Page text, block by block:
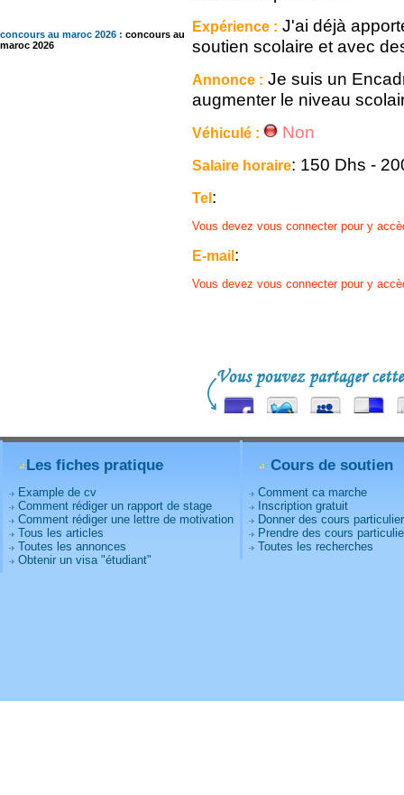
concours au maroc 2026 : concours au
maroc 2026
Expérience : J'ai déjà
soutien scolaire et avec
Annonce : Je suis un
augmenter le niveau
Véhiculé : Non
Salaire horaire: 150 Dhs -
Tel:
Vous devez vous connecter pour y
E-mail:
Vous devez vous connecter pour y
Les fiches pratique
Example de cv
Comment rédiger un rapport de stage
Comment rédiger une lettre de motivation
Tous les articles
Toutes les annonces
Obtenir un visa "étudiant"
Cours de soutien
Comment ca marche
Inscription gratuit
Donner des cours
Prendre des cours
Toutes les recherches